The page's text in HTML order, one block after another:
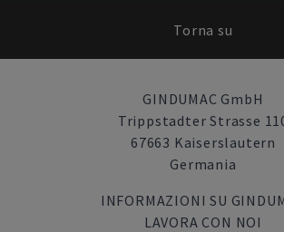
Torna su
GINDUMAC GmbH
Trippstadter Strasse
67663 Kaiserslautern
Germania
INFORMAZIONI SU
LAVORA CON NOI